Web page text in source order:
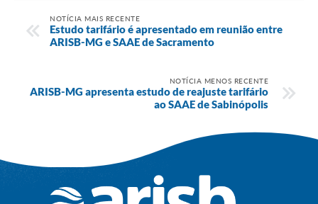
NOTÍCIA MAIS RECENTE
Estudo tarifário é apresentado em reunião entre
ARISB-MG e SAAE de Sacramento
NOTÍCIA MENOS RECENTE
ARISB-MG apresenta estudo de reajuste tarifário
ao SAAE de Sabinópolis